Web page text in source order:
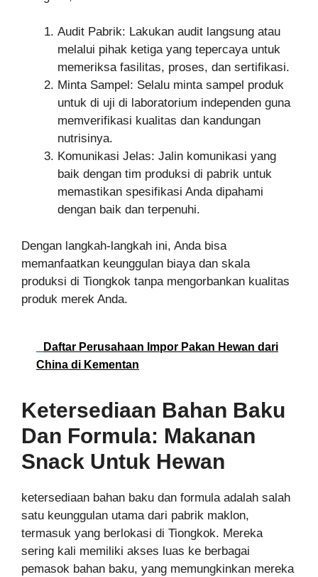
Audit Pabrik: Lakukan audit langsung atau
melalui pihak ketiga yang tepercaya untuk
memeriksa fasilitas, proses, dan sertifikasi.
Minta Sampel: Selalu minta sampel produk
untuk di uji di laboratorium independen guna
memverifikasi kualitas dan kandungan
nutrisinya.
Komunikasi Jelas: Jalin komunikasi yang
baik dengan tim produksi di pabrik untuk
memastikan spesifikasi Anda dipahami
dengan baik dan terpenuhi.
Dengan langkah-langkah ini, Anda bisa
memanfaatkan keunggulan biaya dan skala
produksi di Tiongkok tanpa mengorbankan kualitas
produk merek Anda.
Daftar Perusahaan Impor Pakan Hewan dari
China di Kementan
Ketersediaan Bahan Baku
Dan Formula: Makanan
Snack Untuk Hewan
ketersediaan bahan baku dan formula adalah salah
satu keunggulan utama dari pabrik maklon,
termasuk yang berlokasi di Tiongkok. Mereka
sering kali memiliki akses luas ke berbagai
pemasok bahan baku, yang memungkinkan mereka